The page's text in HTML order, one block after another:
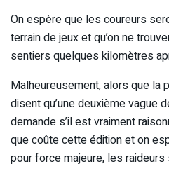
On espère que les coureurs
terrain de jeux et qu’on ne
sentiers quelques kilomètres
Malheureusement, alors que
disent qu’une deuxième vague
demande s’il est vraiment
que coûte cette édition et on
pour force majeure, les